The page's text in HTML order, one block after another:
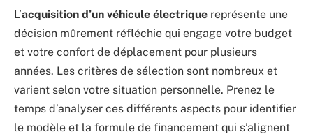
L’acquisition d’un véhicule électrique représente une
décision mûrement réfléchie qui engage votre budget
et votre confort de déplacement pour plusieurs
années. Les critères de sélection sont nombreux et
varient selon votre situation personnelle. Prenez le
temps d’analyser ces différents aspects pour identifier
le modèle et la formule de financement qui s’alignent